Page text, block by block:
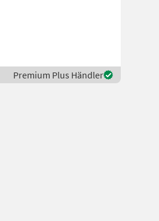
Premium Plus Händler